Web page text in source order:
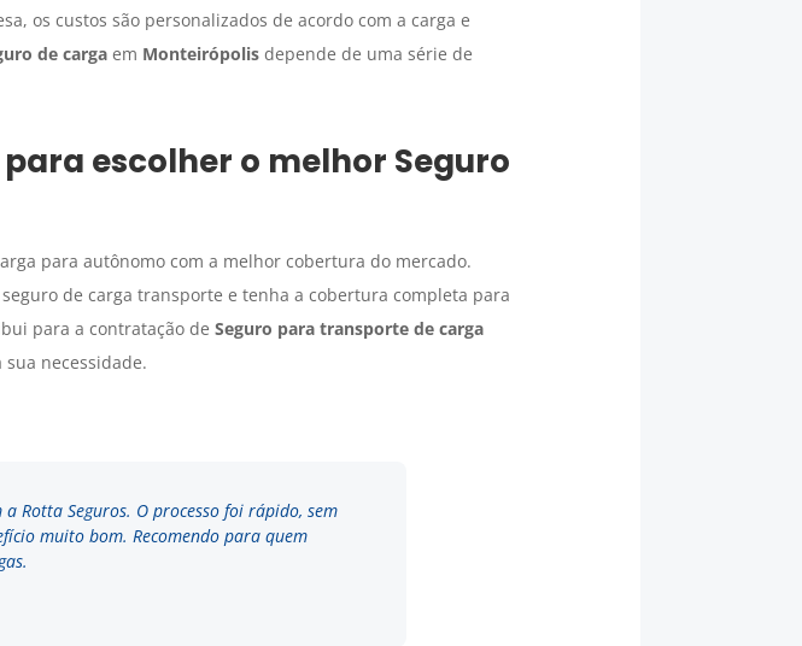
os custos são personalizados de acordo com a carga e
de cargaem Monteirópolisdepende de uma série de
escolher o melhor Seguro
para autônomo com a melhor cobertura do mercado.
de carga transporte e tenha a cobertura completa para
para a contratação de Seguro para transporte de carga
necessidade.
Rotta Seguros. O processo foi rápido, sem
muito bom. Recomendo para quem